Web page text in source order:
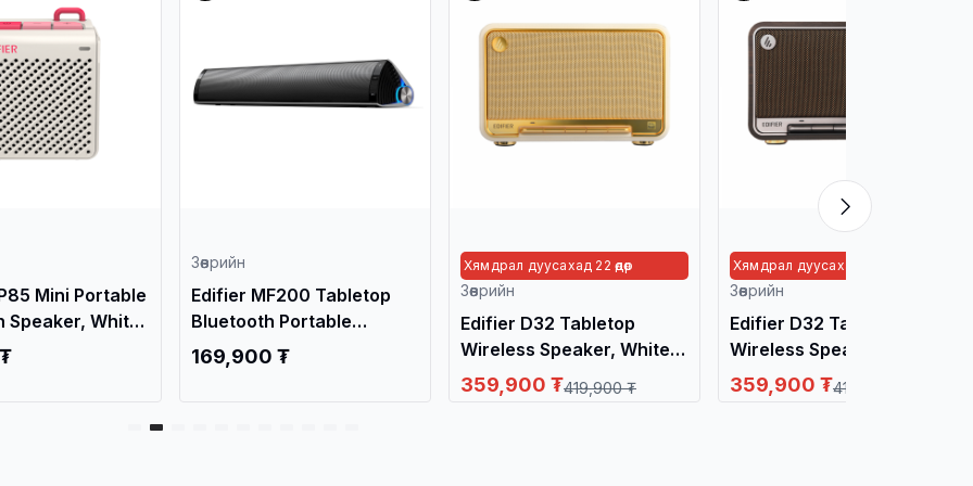
Mini Portable
Speaker, White
/
Зөөврийн
Edifier MF200 Tabletop
Bluetooth Portable
Speaker, Silver / Чанга
яригч /
169,900 ₮
Хямдрал дуусахад 22 өдөр
Зөөврийн
Edifier D32 Tabletop
Wireless Speaker, White /
Чанга яригч /
359,900 ₮419,900 ₮
Хямдрал дуусахад 22 өдөр
Зөөврийн
Edifier D32 Tabletop
Wireless Speaker, Black
Walnut / Чанга яригч /
359,900 ₮419,900 ₮